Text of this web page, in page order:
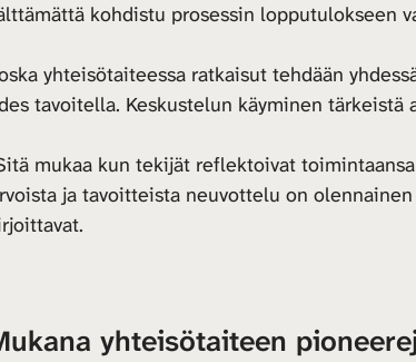
kohdistu prosessin lopputulokseen
yhteisötaiteessa ratkaisut tehdään
tavoitella. Keskustelun käyminen tärkeistä
mukaa kun tekijät reflektoivat
ja tavoitteista neuvottelu on
yhteisötaiteen